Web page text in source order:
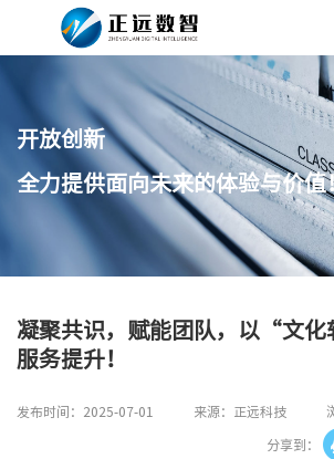
开放创新
全力提供面向未来的体验与价值
凝聚共识，赋能团队，以“文
服务提升！
发布时间：2025-07-01 来源：正远科技
分享到：